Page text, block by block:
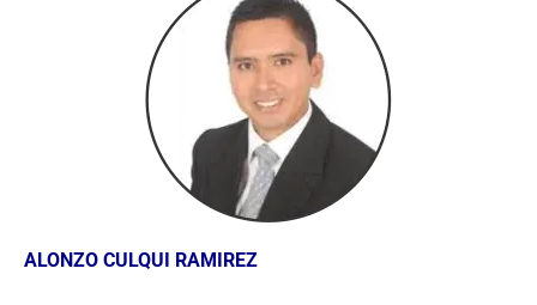
ALONZO CULQUI RAMIREZ